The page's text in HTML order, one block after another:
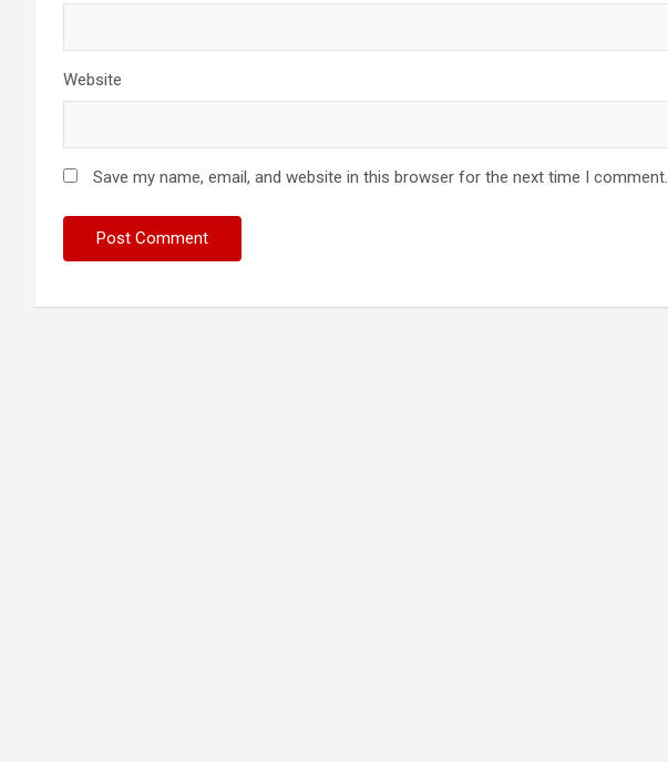
Website
Save my name, email, and website in this browser for the next time I comment.